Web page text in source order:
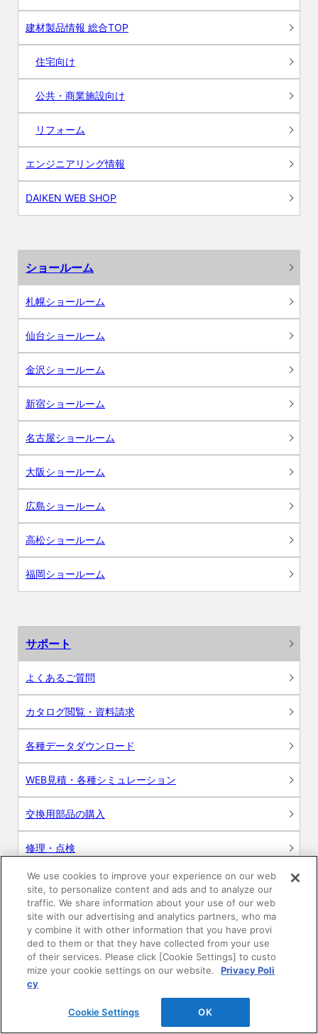
建材製品情報 総合TOP
住宅向け
公共・商業施設向け
リフォーム
エンジニアリング情報
DAIKEN WEB SHOP
ショールーム
札幌ショールーム
仙台ショールーム
金沢ショールーム
新宿ショールーム
名古屋ショールーム
大阪ショールーム
広島ショールーム
高松ショールーム
福岡ショールーム
サポート
よくあるご質問
カタログ閲覧・資料請求
各種データダウンロード
WEB見積・各種シミュレーション
交換用部品の購入
修理・点検
お問い合わせ
ログイン
建築・設計関係者様向けサイト
ユーザー登録サービス
WEB見積システム
We use cookies to improve your experience on our web
site, to personalize content and ads and to analyze our
traffic. We share information about your use of our web
site with our advertising and analytics partners, who ma
y combine it with other information that you have provi
ded to them or that they have collected from your use
of their services. Please click [Cookie Settings] to custo
mize your cookie settings on our website.
Privacy Poli
cy
Cookie Settings OK